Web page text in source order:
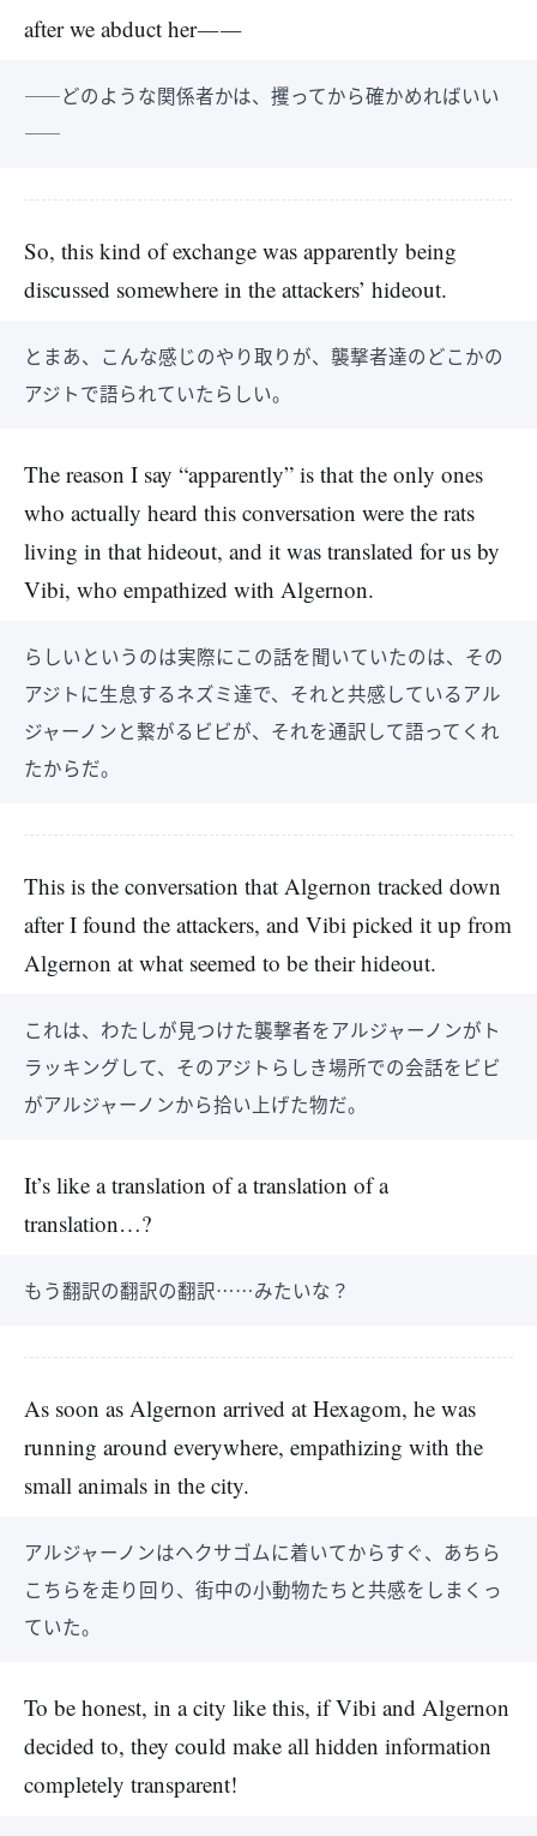
after we abduct her――
――どのような関係者かは、攫ってから確かめればいい
――
So, this kind of exchange was apparently being
discussed somewhere in the attackers’ hideout.
とまあ、こんな感じのやり取りが、襲撃者達のどこかの
アジトで語られていたらしい。
The reason I say “apparently” is that the only ones
who actually heard this conversation were the rats
living in that hideout, and it was translated for us by
Vibi, who empathized with Algernon.
らしいというのは実際にこの話を聞いていたのは、その
アジトに生息するネズミ達で、それと共感しているアル
ジャーノンと繋がるビビが、それを通訳して語ってくれ
たからだ。
This is the conversation that Algernon tracked down
after I found the attackers, and Vibi picked it up from
Algernon at what seemed to be their hideout.
これは、わたしが見つけた襲撃者をアルジャーノンがト
ラッキングして、そのアジトらしき場所での会話をビビ
がアルジャーノンから拾い上げた物だ。
It’s like a translation of a translation of a
translation…?
もう翻訳の翻訳の翻訳……みたいな？
As soon as Algernon arrived at Hexagom, he was
running around everywhere, empathizing with the
small animals in the city.
アルジャーノンはヘクサゴムに着いてからすぐ、あちら
こちらを走り回り、街中の小動物たちと共感をしまくっ
ていた。
To be honest, in a city like this, if Vibi and Algernon
decided to, they could make all hidden information
completely transparent!